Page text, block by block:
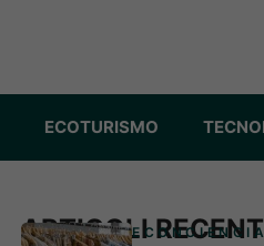
ECOTURISMO
ARTICOLIECONCIENCIA